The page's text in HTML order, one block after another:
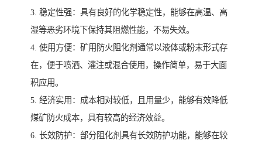
3. 稳定性强：具有良好的化学稳定性，能够在高温、高
湿等恶劣环境下保持其阻燃性能，不易失效。
4. 使用方便：矿用防火阻化剂通常以液体或粉末形式存
在，便于喷洒、灌注或混合使用，操作简单，易于大面
积应用。
5. 经济实用：成本相对较低，且用量少，能够有效降低
煤矿防火成本，具有较高的经济效益。
6. 长效防护：部分阻化剂具有长效防护功能，能够在较